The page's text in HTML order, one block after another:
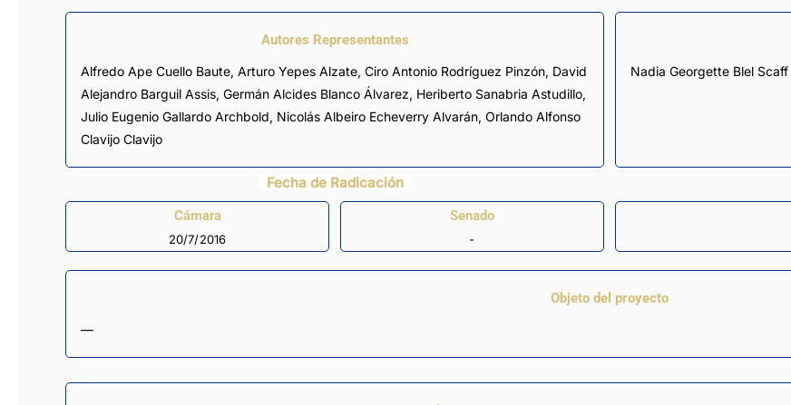
Autores Representantes
Alfredo Ape Cuello Baute, Arturo Yepes Alzate, Ciro Antonio Rodríguez Pinzón, David
Alejandro Barguil Assis, Germán Alcides Blanco Álvarez, Heriberto Sanabria Astudillo,
Julio Eugenio Gallardo Archbold, Nicolás Albeiro Echeverry Alvarán, Orlando Alfonso
Clavijo Clavijo
Nadia Georgette Blel Scaff
Fecha de Radicación
Cámara
20/7/2016
Senado
-
Objeto del proyecto
—